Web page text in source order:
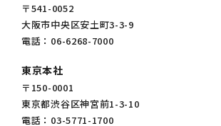
〒541-0052
大阪市中央区安土町3-3-9
電話：06-6268-7000
東京本社
〒150-0001
東京都渋谷区神宮前1-3-10
電話：03-5771-1700